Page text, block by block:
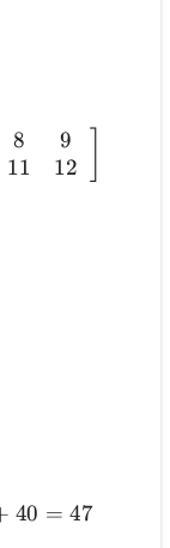
8
11
9
12
\times 7)+(4
40 = 47